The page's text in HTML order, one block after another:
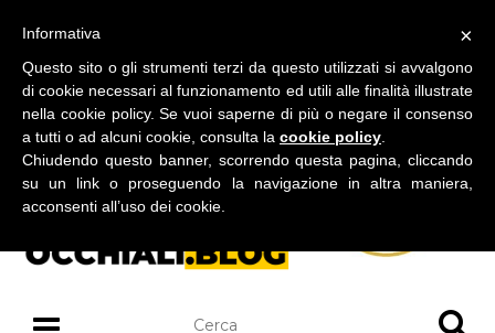
BLOG SU OCCHIALI DA SOLE E OCCHIALI DA VISTA
×
Informativa
Questo sito o gli strumenti terzi da questo utilizzati si avvalgono
di cookie necessari al funzionamento ed utili alle finalità illustrate
nella cookie policy. Se vuoi saperne di più o negare il consenso
a tutti o ad alcuni cookie, consulta la cookie policy
Chiudendo questo banner, scorrendo questa pagina, cliccando
su un link o proseguendo la navigazione in altra maniera,
acconsenti all’uso dei cookie.